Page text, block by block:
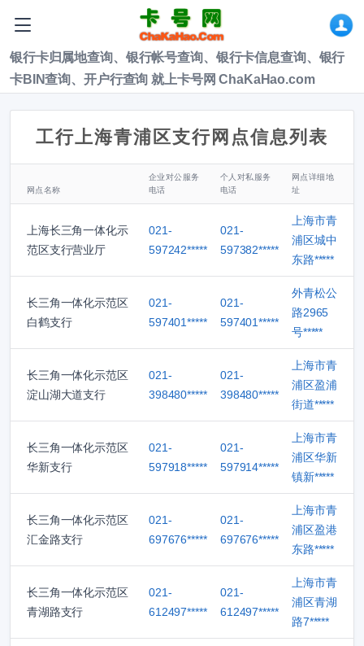
银行卡归属地查询、银行帐号查询、银行卡信息查询、银行
卡BIN查询、开户行查询 就上卡号网 ChaKaHao.com
工行上海青浦区支行网点信息列表
网点名称
企业对公服务
电话
个人对私服务
电话
网点详细地
址
上海长三角一体化示
范区支行营业厅
021-
597242*****
021-
597382*****
上海市青
浦区城中
东路*****
长三角一体化示范区
白鹤支行
021-
597401*****
021-
597401*****
外青松公
路2965
号*****
长三角一体化示范区
淀山湖大道支行
021-
398480*****
021-
398480*****
上海市青
浦区盈浦
街道*****
长三角一体化示范区
华新支行
021-
597918*****
021-
597914*****
上海市青
浦区华新
镇新*****
长三角一体化示范区
汇金路支行
021-
697676*****
021-
697676*****
上海市青
浦区盈港
东路*****
长三角一体化示范区
青湖路支行
021-
612497*****
021-
612497*****
上海市青
浦区青湖
路7*****